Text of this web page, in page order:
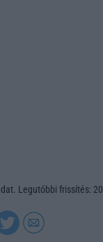
Legutóbbi frissítés: